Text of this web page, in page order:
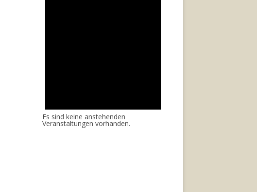
Es sind keine anstehenden
Veranstaltungen vorhanden.